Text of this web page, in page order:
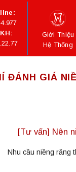
Giới Thiệu
Hệ Thống
ĐÁNH GIÁ
[Tư vấn] Nên
Nhu cầu niềng răng